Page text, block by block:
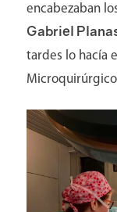
encabezaban
Gabriel
tardes lo hacía el